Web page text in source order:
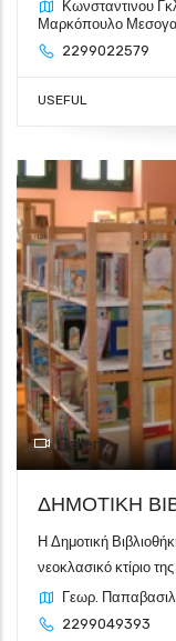
Κωνσταντινου
Μαρκόπουλο
2299022579
USEFUL
Gallery
ΔΗΜΟΤΙΚΗ
Η Δημοτική
νεοκλασικό κτίριο
Γεωρ.
2299049393